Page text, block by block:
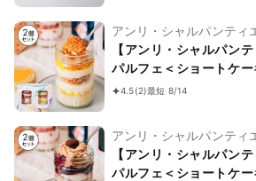
アンリ・シャルパンティ
【アンリ・シャルパン
パルフェ＜ショートケ
キ＞バースデーセット
4.5(2)最短 8/14
アンリ・シャルパンティ
【アンリ・シャルパン
パルフェ＜ショートケ